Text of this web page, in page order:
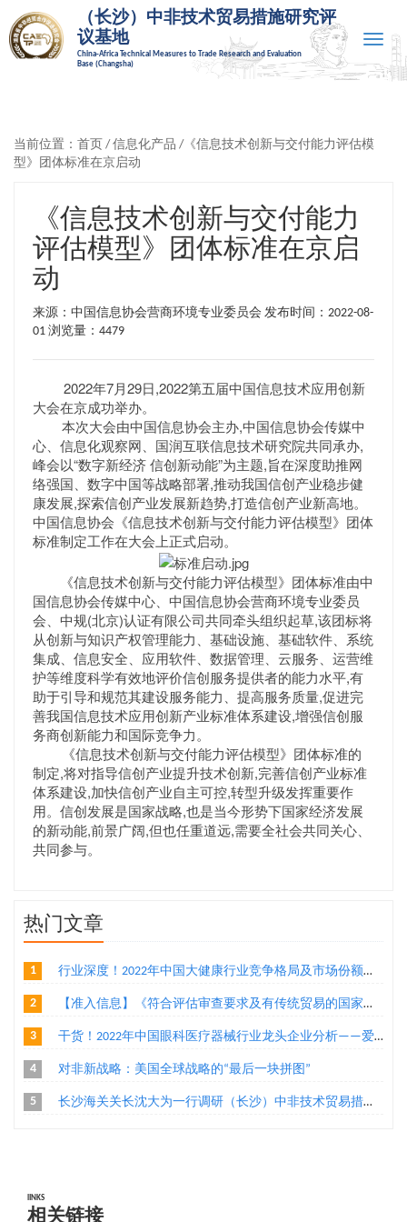
（长沙）中非技术贸易措施研究评
议基地
China-Africa Technical Measures to Trade Research and Evaluation
Base (Changsha)
Toggle
当前位置： 首页 / 信息化产品 /《信息技术创新与交付能力评估模
型》团体标准在京启动
《信息技术创新与交付能力
评估模型》团体标准在京启
动
来源：中国信息协会营商环境专业委员会 发布时间：2022-08-
01 浏览量：4479
2022年7月29日,2022第五届中国信息技术应用创新
大会在京成功举办。
本次大会由中国信息协会主办,中国信息协会传媒中
心、信息化观察网、国润互联信息技术研究院共同承办,
峰会以“数字新经济 信创新动能”为主题,旨在深度助推网
络强国、数字中国等战略部署,推动我国信创产业稳步健
康发展,探索信创产业发展新趋势,打造信创产业新高地。
中国信息协会《信息技术创新与交付能力评估模型》团体
标准制定工作在大会上正式启动。
《信息技术创新与交付能力评估模型》团体标准由中
国信息协会传媒中心、中国信息协会营商环境专业委员
会、中规(北京)认证有限公司共同牵头组织起草,该团标将
从创新与知识产权管理能力、基础设施、基础软件、系统
集成、信息安全、应用软件、数据管理、云服务、运营维
护等维度科学有效地评价信创服务提供者的能力水平,有
助于引导和规范其建设服务能力、提高服务质量,促进完
善我国信息技术应用创新产业标准体系建设,增强信创服
务商创新能力和国际竞争力。
《信息技术创新与交付能力评估模型》团体标准的
制定,将对指导信创产业提升技术创新,完善信创产业标准
体系建设,加快信创产业自主可控,转型升级发挥重要作
用。信创发展是国家战略,也是当今形势下国家经济发展
的新动能,前景广阔,但也任重道远,需要全社会共同关心、
共同参与。
热门文章
1 行业深度！2022年中国大健康行业竞争格局及市场份额分析 医药大健康市场朝着集中化方向发展
2 【准入信息】《符合评估审查要求及有传统贸易的国家或地区输华食品目录》（水产品、乳制品、植物源性食品）
3 干货！2022年中国眼科医疗器械行业龙头企业分析——爱博医疗：创新导向的眼科医疗器械厂商
4 对非新战略：美国全球战略的“最后一块拼图”
5 长沙海关关长沈大为一行调研（长沙）中非技术贸易措施研究评议基地
lINKS
相关链接